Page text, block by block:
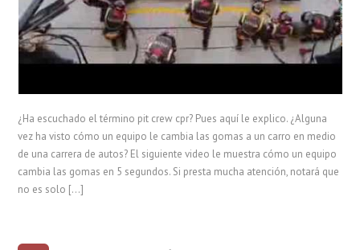
¿Ha escuchado el término pit crew cpr? Pues aquí le explico. ¿Alguna
vez ha visto cómo un equipo le cambia las gomas a un carro en medio
de una carrera de autos? El siguiente video le muestra cómo un equipo
cambia las gomas en 5 segundos. Si presta mucha atención, notará que
no es solo […]